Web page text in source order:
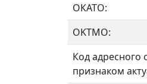
ОКАТО:
OKTMO:
Код адресного
признаком